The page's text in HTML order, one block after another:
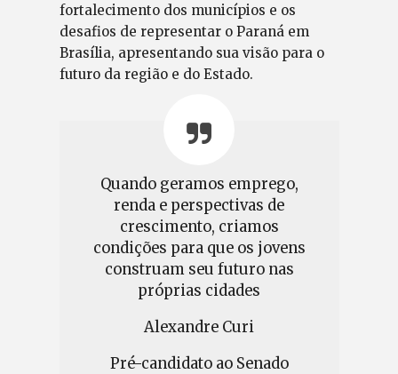
fortalecimento dos municípios e os
desafios de representar o Paraná em
Brasília, apresentando sua visão para o
futuro da região e do Estado.
Quando geramos emprego,
renda e perspectivas de
crescimento, criamos
condições para que os jovens
construam seu futuro nas
próprias cidades
Alexandre Curi
Pré-candidato ao Senado